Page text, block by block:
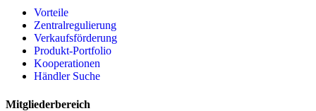
Vorteile
Zentralregulierung
Verkaufsförderung
Produkt-Portfolio
Kooperationen
Händler Suche
Mitgliederbereich